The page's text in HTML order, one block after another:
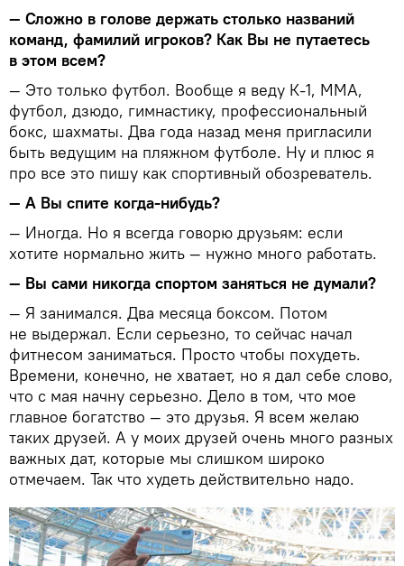
— Сложно в голове держать столько названий
команд, фамилий игроков? Как Вы не путаетесь
в этом всем?
— Это только футбол. Вообще я веду К-1, ММА,
футбол, дзюдо, гимнастику, профессиональный
бокс, шахматы. Два года назад меня пригласили
быть ведущим на пляжном футболе. Ну и плюс я
про все это пишу как спортивный обозреватель.
— А Вы спите когда-нибудь?
— Иногда. Но я всегда говорю друзьям: если
хотите нормально жить — нужно много работать.
— Вы сами никогда спортом заняться не думали?
— Я занимался. Два месяца боксом. Потом
не выдержал. Если серьезно, то сейчас начал
фитнесом заниматься. Просто чтобы похудеть.
Времени, конечно, не хватает, но я дал себе слово,
что с мая начну серьезно. Дело в том, что мое
главное богатство — это друзья. Я всем желаю
таких друзей. А у моих друзей очень много разных
важных дат, которые мы слишком широко
отмечаем. Так что худеть действительно надо.